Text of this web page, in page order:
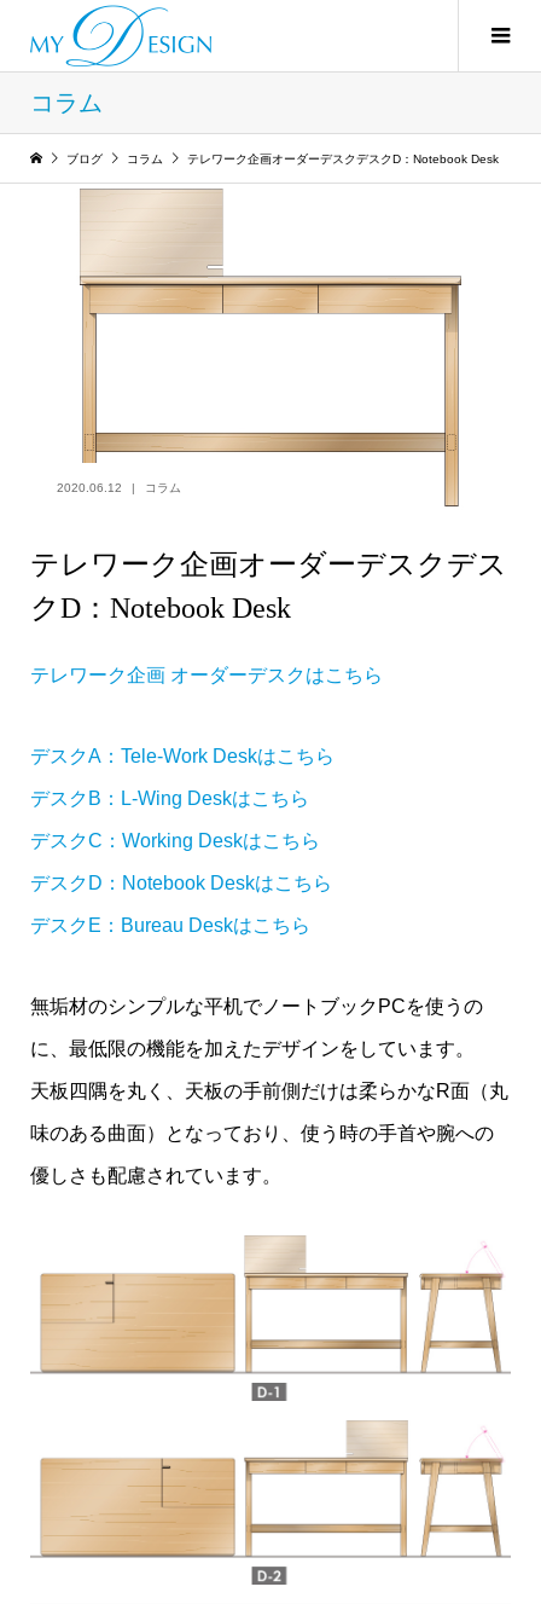
コラム
ブログ コラム テレワーク企画オーダーデスクデスクD：Notebook Desk
2020.06.12 コラム
テレワーク企画オーダーデスクデス
クD：Notebook Desk
テレワーク企画 オーダーデスクはこちら
デスクA：Tele-Work Deskはこちら
デスクB：L-Wing Deskはこちら
デスクC：Working Deskはこちら
デスクD：Notebook Deskはこちら
デスク E：Bureau Deskはこちら
無垢材のシンプルな平机でノートブックPCを使うの
に、最低限の機能を加えたデザインをしています。
天板四隅を丸く、天板の手前側だけは柔らかなR面（丸
味のある曲面）となっており、使う時の手首や腕への
優しさも配慮されています。